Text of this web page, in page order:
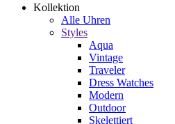
Kollektion
Alle Uhren
Styles
Aqua
Vintage
Traveler
Dress Watches
Modern
Outdoor
Skelettiert